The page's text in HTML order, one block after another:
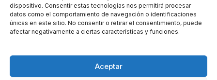
dispositivo. Consentir estas tecnologías nos permitirá procesar
datos como el comportamiento de navegación o identificaciones
únicas en este sitio. No consentir o retirar el consentimiento, puede
afectar negativamente a ciertas características y funciones.
Aceptar
LEGAL